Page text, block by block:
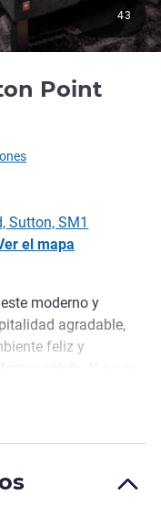
Point
ALL)
43
Sutton, SM1
el mapa
moderno y
agradable,
feliz y
desde el